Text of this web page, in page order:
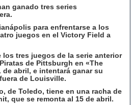
ganado tres series
para enfrentarse a los
juegos en el Victory Field a
tres juegos de la serie anterior
de Pittsburgh en «The
de abril, e intentará ganar su
de Louisville.
de Toledo, tiene en una racha de
que se remonta al 15 de abril.